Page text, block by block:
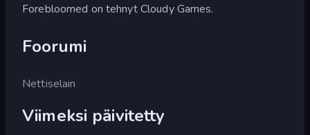
Forebloomed on tehnyt Cloudy Games.
Foorumi
Nettiselain
Viimeksi päivitetty